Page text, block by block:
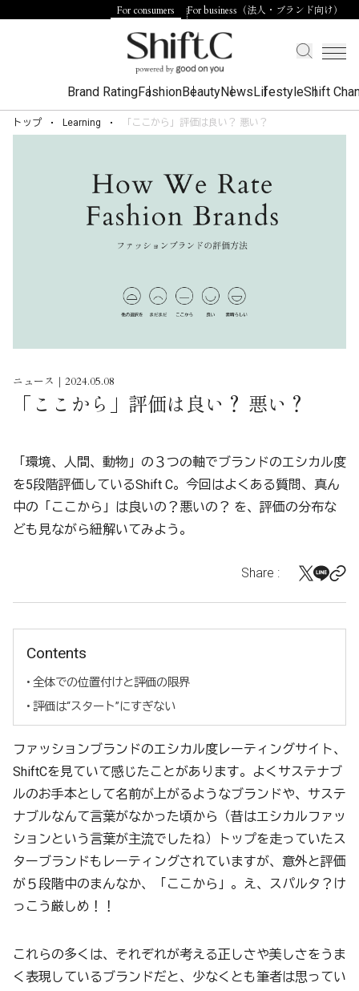
For consumers For business（法人・ブランド向け）
Brand RatingFashionBeautyNewsLifestyleShift
トップ Learning 「ここから」評価は良い？ 悪い？
ニュース｜2024.05.08
「ここから」評価は良い？ 悪い？
「環境、人間、動物」の３つの軸でブランドのエシカル度
を5段階評価しているShift C。今回はよくある質問、真ん
中の「ここから」は良いの？悪いの？ を、評価の分布な
ども見ながら紐解いてみよう。
Share :
Contents
全体での位置付けと評価の限界
評価は“スタート”にすぎない
ファッションブランドのエシカル度レーティングサイト、
ShiftCを見ていて感じたことがあります。よくサステナブ
ルのお手本として名前が上がるようなブランドや、サステ
ナブルなんて言葉がなかった頃から（昔はエシカルファッ
ションという言葉が主流でしたね）トップを走っていたス
ターブランドもレーティングされていますが、意外と評価
が５段階中のまんなか、「ここから」。え、スパルタ？け
っこう厳しめ！！
これらの多くは、それぞれが考える正しさや美しさをうま
く表現しているブランドだと、少なくとも筆者は思ってい